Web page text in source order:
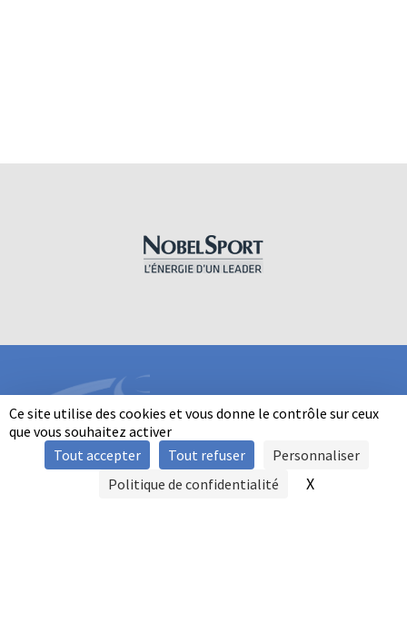
Ce site utilise des cookies et vous donne le contrôle sur ceux
que vous souhaitez activer
Tout accepter
Tout refuser
Personnaliser
Politique de confidentialité
X
INFORMATIONS
SIGNALER UNE VIOLENCE